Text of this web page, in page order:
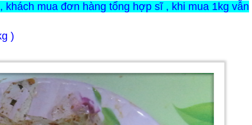
mua đơn hàng tổng hợp sĩ , khi mua 1kg vẫn
)